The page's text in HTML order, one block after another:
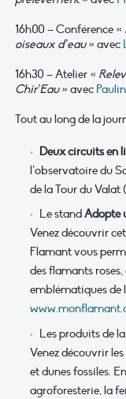
16h00 – Conférence «
oiseaux d’eau» avec
16h30 – Atelier «
Chir’Eau» avec
Tout au long de la
Deux circuits en
l’observatoire du
de la Tour du
Le standAdopte
Venez découvrir
Flamant vous
des flamants
emblématiques de
Les produits de la
Venez découvrir
et dunes fossiles.
agroforesterie, la